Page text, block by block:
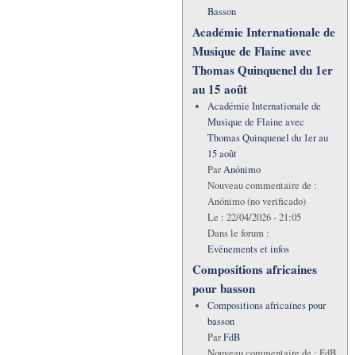
Basson
Académie Internationale de
Musique de Flaine avec
Thomas Quinquenel du 1er
au 15 août
Académie Internationale de
Musique de Flaine avec
Thomas Quinquenel du 1er au
15 août
ParAnónimo
Nouveau commentaire de :
Anónimo (no verificado)
Le : 22/04/2026 - 21:05
Dans le forum :
Evénements et infos
Compositions africaines
pour basson
Compositions africaines pour
basson
ParFdB